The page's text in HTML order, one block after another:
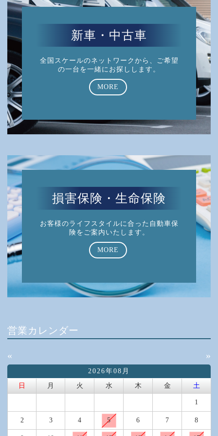
新車・中古車
全国スケールのネットワークから、ご希望
の一台を一緒にお探しします。
MORE
損害保険・生命保険
お客様のライフスタイルに合った自動車保
険をご案内いたします。
MORE
営業カレンダー
« »
2026年08月
日
月 火 水 木 金 土
1
2 3 4 5 6 7 8